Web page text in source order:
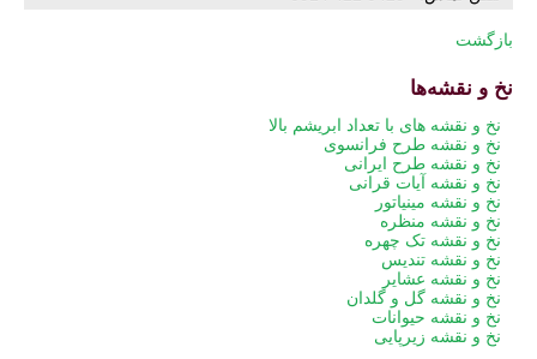
بازگشت
نخ و نقشه‌ها
پریدن
ناوبری
نخ و نقشه های با تعداد ابریشم بالا
نخ و نقشه طرح فرانسوی
نخ و نقشه طرح ایرانی
نخ و نقشه آیات قرانی
نخ و نقشه مینیاتور
نخ و نقشه منظره
نخ و نقشه تک چهره
نخ و نقشه تندیس
نخ و نقشه عشایر
نخ و نقشه گل و گلدان
نخ و نقشه حیوانات
نخ و نقشه زیرپایی